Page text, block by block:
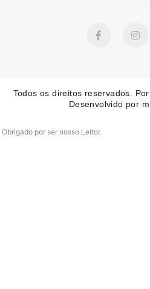
a
k
-
n
a
m
Todos os direitos reservados.
Desenvolvido por
Obrigado por ser nosso Leitor.